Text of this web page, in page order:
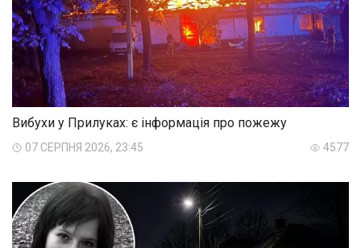
Вибухи у Прилуках: є інформація про пожежу
07 СЕРПНЯ 2026, 23:45 4577